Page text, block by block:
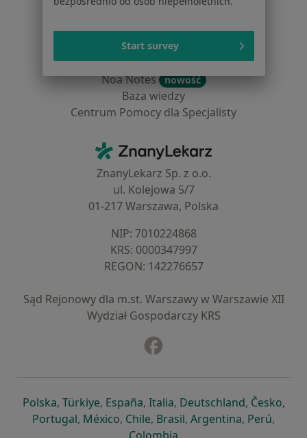
Dla profesjonalistów
Cennik
Dla lekarzy
Dla placówek medycznych
Noa Notes nowość
Baza wiedzy
Centrum Pomocy dla Specjalisty
ZnanyLekarz - Strona główna
ZnanyLekarz Sp. z o.o.
ul. Kolejowa 5/7
01-217 Warszawa, Polska
NIP: ⁠7010224868
KRS: ⁠0000347997
REGON: ⁠142276657
Sąd Rejonowy dla m.st. Warszawy w Warszawie XII
Wydział Gospodarczy KRS
Polskaotwiera się w nowej karcie
, Türkiyeotwiera się w nowej karcie
, Españaotwiera się w nowej karcie
, Italiaotwiera się w nowej
, Deutschlandotwiera się
, Česko,
Portugalotwiera się w nowej karcie
, Méxicootwiera się w nowej karcie
, Chileotwiera się w nowej karcie
, Brasilotwiera się w nowej
, Argentinaotwiera się
, Perú,
Start survey